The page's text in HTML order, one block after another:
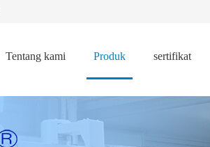
Tentang kami Produk sertifikat